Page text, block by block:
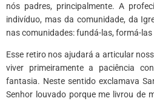
nós padres, principalmente. A
indivíduo, mas da comunidade, da
nas comunidades: fundá-las, formá-las
Esse retiro nos ajudará a articular
viver primeiramente a paciência
fantasia. Neste sentido exclamava
Senhor louvado porque me livrou de